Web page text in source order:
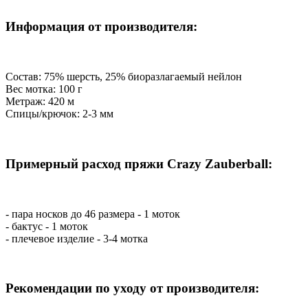
Информация от производителя:
Состав: 75% шерсть, 25% биоразлагаемый нейлон
Вес мотка: 100 г
Метраж: 420 м
Спицы/крючок: 2-3 мм
Примерный расход пряжи Crazy Zauberball:
- пара носков до 46 размера - 1 моток
- бактус - 1 моток
- плечевое изделие - 3-4 мотка
Рекомендации по уходу от производителя: